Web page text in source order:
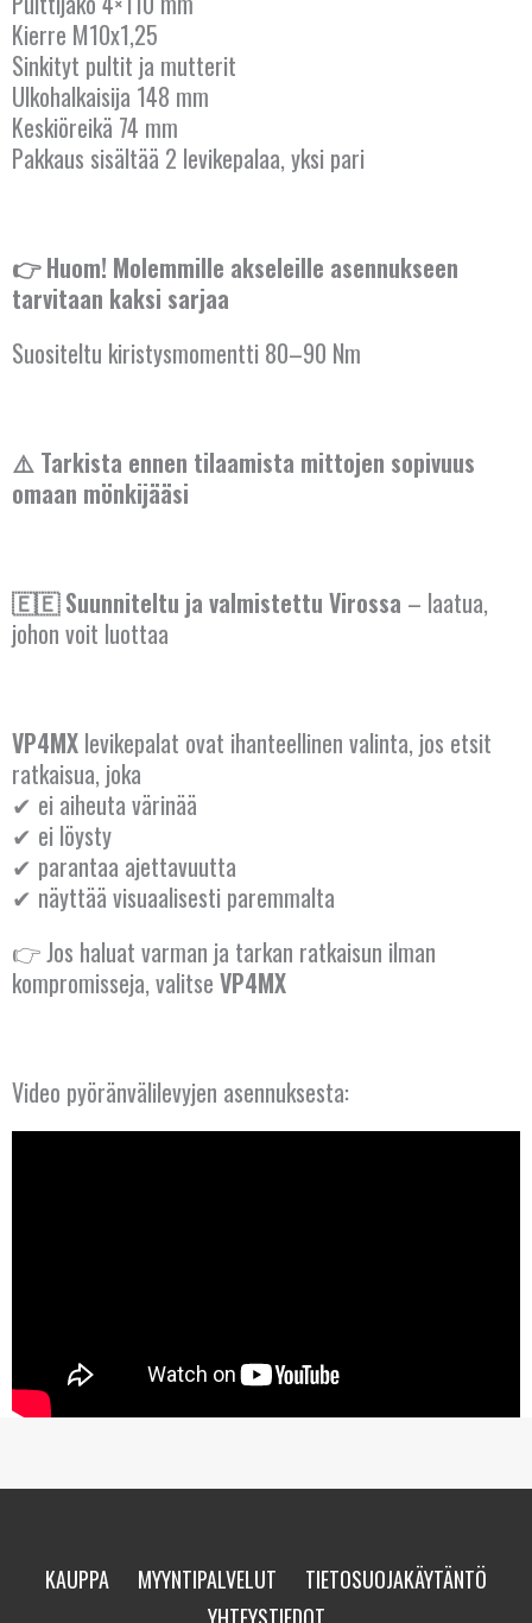
Kierre M10x1,25
Sinkityt pultit ja mutterit
Ulkohalkaisija 148 mm
Keskiöreikä 74 mm
Pakkaus sisältää 2 levikepalaa, yksi pari
👉 Huom! Molemmille akseleille asennukseen
tarvitaan kaksi sarjaa
Suositeltu kiristysmomentti 80–90 Nm
⚠️ Tarkista ennen tilaamista mittojen sopivuus
omaan mönkijääsi
🇪🇪 Suunniteltu ja valmistettu Virossa – laatua,
johon voit luottaa
VP4MX levikepalat ovat ihanteellinen valinta, jos etsit
ratkaisua, joka
✔ ei aiheuta värinää
✔ ei löysty
✔ parantaa ajettavuutta
✔ näyttää visuaalisesti paremmalta
👉 Jos haluat varman ja tarkan ratkaisun ilman
kompromisseja, valitse VP4MX
Video pyöränvälilevyjen asennuksesta:
KAUPPA MYYNTIPALVELUT
TIETOSUOJAKÄYTÄNTÖ
AUSTRALIA
BELGIA
ESPANJA
IRLANTI
ISLANTI
ITALIA
ITÄVALTA
KANADA
KROATIA
MALTA
PORTUGALI